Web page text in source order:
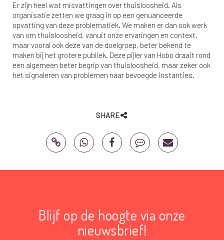
Er zijn heel wat misvattingen over thuisloosheid. Als
organisatie zetten we graag in op een genuanceerde
opvatting van deze problematiek. We maken er dan ook werk
van om thuisloosheid, vanuit onze ervaringen en context,
maar vooral ook deze van de doelgroep, beter bekend te
maken bij het grotere publiek. Deze pijler van Hobo draait rond
een algemeen beter begrip van thuisloosheid, maar zeker ook
het signaleren van problemen naar bevoegde instanties.
SHARE
Blijf op de hoogte via onze
nieuwsbrief!